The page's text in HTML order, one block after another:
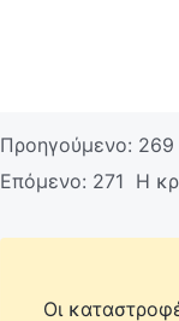
Προηγούμενο: 269
Επόμενο: 271 Η
Οι